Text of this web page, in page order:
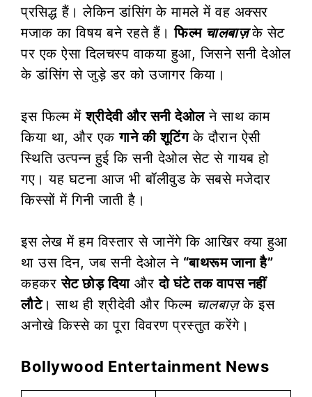
प्रसिद्ध हैं। लेकिन डांसिंग के मामले में वह अक्सर
मजाक का विषय बने रहते हैं।फिल्म चालबाज़ के सेट
पर एक ऐसा दिलचस्प वाकया हुआ, जिसने सनी देओल
के डांसिंग से जुड़े डर को उजागर किया।
इस फिल्म मेंश्रीदेवी और सनी देओलने साथ काम
किया था, और एकगाने की शूटिंगके दौरान ऐसी
स्थिति उत्पन्न हुई कि सनी देओल सेट से गायब हो
गए। यह घटना आज भी बॉलीवुड के सबसे मजेदार
किस्सों में गिनी जाती है।
इस लेख में हम विस्तार से जानेंगे कि आखिर क्या हुआ
था उस दिन, जब सनी देओल ने “बाथरूम जाना है”
कहकरसेट छोड़ दियाऔरदो घंटे तक वापस नहीं
लौटे। साथ ही श्रीदेवी और फिल्म चालबाज़के इस
अनोखे किस्से का पूरा विवरण प्रस्तुत करेंगे।
Bollywood Entertainment News